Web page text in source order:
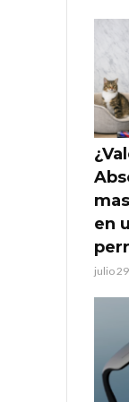
en
julio